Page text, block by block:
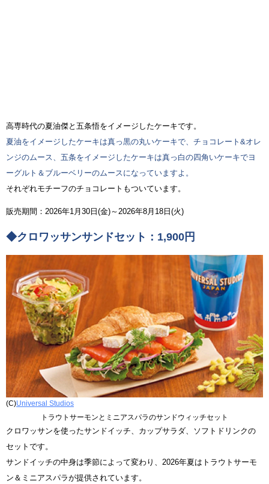
高専時代の夏油傑と五条悟をイメージしたケーキです。
夏油をイメージしたケーキは真っ黒の丸いケーキで、チョコレート&オレ
ンジのムース、五条をイメージしたケーキは真っ白の四角いケーキでヨ
ーグルト＆ブルーベリーのムースになっていますよ。
それぞれモチーフのチョコレートもついています。
販売期間：2026年1月30日(金)～2026年8月18日(火)
◆クロワッサンサンドセット：1,900円
(C)Universal Studios
トラウトサーモンとミニアスパラのサンドウィッチセット
クロワッサンを使ったサンドイッチ、カップサラダ、ソフトドリンクの
セットです。
サンドイッチの中身は季節によって変わり、2026年夏はトラウトサーモ
ン＆ミニアスパラが提供されています。